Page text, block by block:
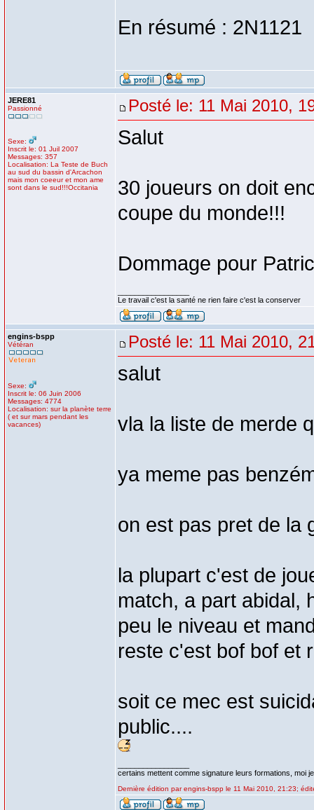
En résumé : 2N1121
JERE81
Passionné
Sexe:
Inscrit le: 01 Juil 2007
Messages: 357
Localisation: La Teste de Buch
au sud du bassin d'Arcachon
mais mon coeeur et mon ame
sont dans le sud!!!Occitania
Posté le: 11 Mai 2010,
Salut
30 joueurs on doit
coupe du monde!!!
Dommage pour
Le travail c'est la santé ne rien faire c'est la conserver
engins-bspp
Vétéran
Sexe:
Inscrit le: 06 Juin 2006
Messages: 4774
Localisation: sur la planète terre
( et sur mars pendant les
vacances)
Posté le: 11 Mai 2010,
salut
vla la liste de merde
ya meme pas
on est pas pret de la
la plupart c'est de
match, a part abidal,
peu le niveau et
reste c'est bof bof et
soit ce mec est
public....
certains mettent comme signature leurs formations, moi
Dernière édition par engins-bspp le 11 Mai 2010, 21:23;